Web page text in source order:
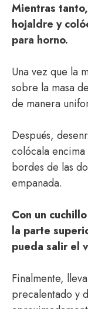
Mientras
hojaldre y
para horno.
Una vez que la
sobre la masa
de manera
Después,
colócala
bordes de las
empanada.
Con un
la parte
pueda salir el
Finalmente,
precalentado y